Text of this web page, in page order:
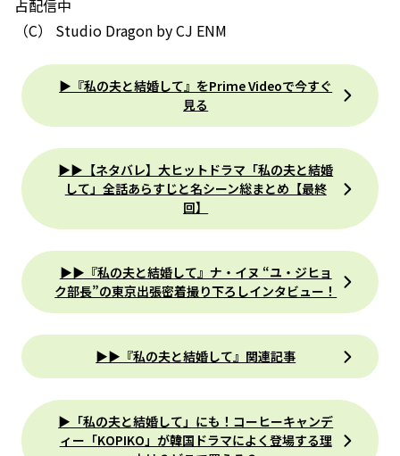
占配信中
（C） Studio Dragon by CJ ENM
▶︎『私の夫と結婚して』をPrime Videoで今すぐ
見る
▶▶【ネタバレ】大ヒットドラマ「私の夫と結婚
して」全話あらすじと名シーン総まとめ【最終
回】
▶▶︎『私の夫と結婚して』ナ・イヌ “ユ・ジヒョ
ク部長”の東京出張密着撮り下ろしインタビュー！
▶▶『私の夫と結婚して』関連記事
▶「私の夫と結婚して」にも！コーヒーキャンデ
ィー「KOPIKO」が韓国ドラマによく登場する理